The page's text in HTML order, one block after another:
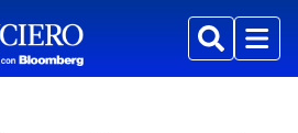
BuscarMenu